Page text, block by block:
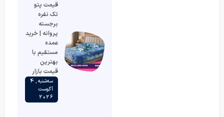
قیمت پتو
تک نفره
برجسته
پروانه | خرید
عمده
مستقیم با
بهترین
قیمت بازار
سه‌شنبه , 4
آگوست
2026